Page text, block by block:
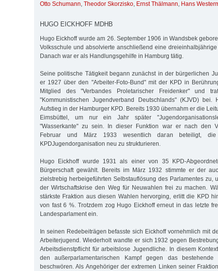
Otto Schumann, Theodor Skorzisko, Ernst Thälmann, Hans
HUGO EICKHOFF MDHB
Hugo Eickhoff wurde am 26. September 1906 in Wandsbek
Volksschule und absolvierte anschließend eine
Danach war er als Handlungsgehilfe in Hamburg tätig.
Seine politische Tätigkeit begann zunächst in der bürgerlichen
er 1927 über den "Arbeiter-Foto-Bund" mit der KPD in
Mitglied des "Verbandes Proletarischer Freidenker" und
"Kommunistischen Jugendverband Deutschlands" (KJVD)
Aufstieg in der Hamburger KPD. Bereits 1930 übernahm er die
Eimsbüttel, um nur ein Jahr später
"Wasserkante" zu sein. In dieser Funktion war er nach den
Februar und März 1933 wesentlich daran beteiligt,
KPDJugendorganisation neu zu strukturieren.
Hugo Eickhoff wurde 1931 als einer von 35 KPD-
Bürgerschaft gewählt. Bereits im März 1932 stimmte er der
zielstrebig herbeigeführten Selbstauflösung des Parlamentes zu,
der Wirtschaftskrise den Weg für Neuwahlen frei zu machen.
stärkste Fraktion aus diesen Wahlen hervorging, erlitt die KPD
von fast 6 %. Trotzdem zog Hugo Eickhoff erneut in das letzte
Landesparlament ein.
In seinen Redebeiträgen befasste sich Eickhoff vornehmlich mit
Arbeiterjugend. Wiederholt wandte er sich 1932 gegen
Arbeitsdienstpflicht für arbeitslose Jugendliche. In diesem
den außerparlamentarischen Kampf gegen das
beschwören. Als Angehöriger der extremen Linken seiner